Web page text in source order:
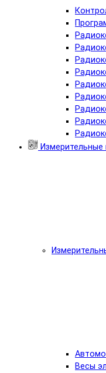
Измерительные
Весы